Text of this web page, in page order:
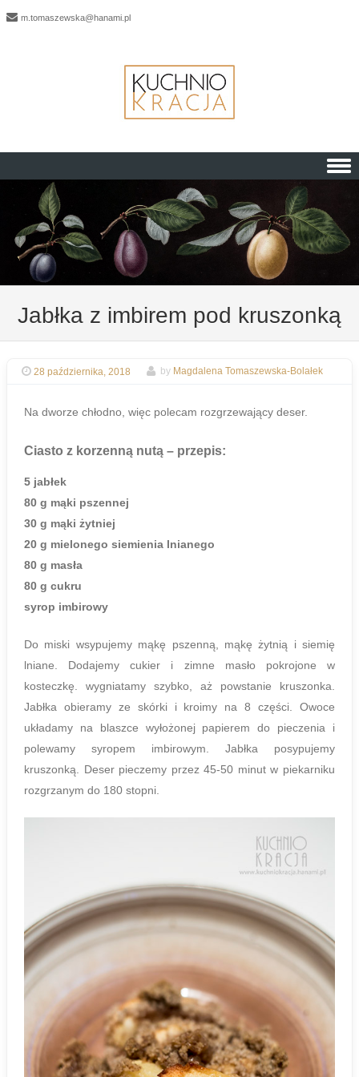
m.tomaszewska@hanami.pl
Skip to content
Jabłka z imbirem pod kruszonką
28 października, 2018 by Magdalena Tomaszewska-Bolałek
Na dworze chłodno, więc polecam rozgrzewający deser.
Ciasto z korzenną nutą – przepis:
5 jabłek
80 g mąki pszennej
30 g mąki żytniej
20 g mielonego siemienia lnianego
80 g masła
80 g cukru
syrop imbirowy
Do miski wsypujemy mąkę pszenną, mąkę żytnią i siemię
lniane. Dodajemy cukier i zimne masło pokrojone w
kosteczkę. wygniatamy szybko, aż powstanie kruszonka.
Jabłka obieramy ze skórki i kroimy na 8 części. Owoce
układamy na blaszce wyłożonej papierem do pieczenia i
polewamy syropem imbirowym. Jabłka posypujemy
kruszonką. Deser pieczemy przez 45-50 minut w piekarniku
rozgrzanym do 180 stopni.